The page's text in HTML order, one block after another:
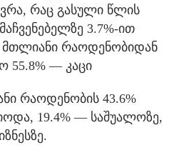
რაც გასული წლის
3.7%-ით
მთლიანი რაოდენობიდან
55.8% — კაცი
რაოდენობის 43.6%
19.4% — საშუალოზე,